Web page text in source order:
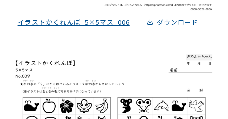
イラストかくれんぼ_5×5マス_006 ダウンロード